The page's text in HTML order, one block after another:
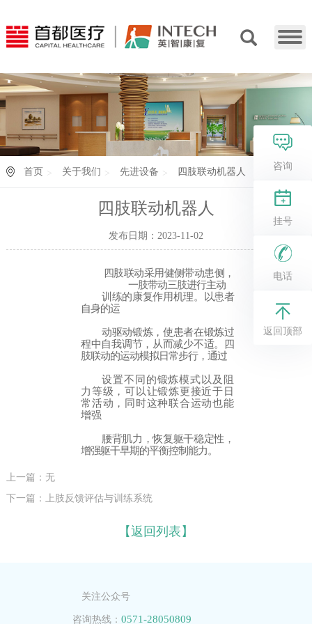
首页 关于我们 先进设备 四肢联动机器人
四肢联动机器人
发布日期：2023-11-02
四肢联动采用健侧带动患侧，
一肢带动三肢进行主动
训练的康复作用机理。以患者
自身的运
动驱动锻炼，使患者在锻炼过
程中自我调节，从而减少不适。四
肢联动的运动模拟日常步行，通过
设置不同的锻炼模式以及阻
力等级，可以让锻炼更接近于日
常活动，同时这种联合运动也能
增强
腰背肌力，恢复躯干稳定性，
增强躯干早期的平衡控制能力。
上一篇：无
下一篇：上肢反馈评估与训练系统
【返回列表】
关注公众号
咨询热线： 0571-28050809
咨询
挂号
电话
返回顶部